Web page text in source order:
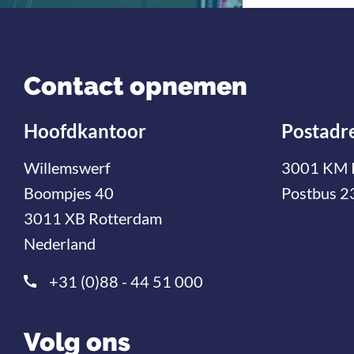
Contact opnemen
Hoofdkantoor
Willemswerf
Boompjes 40
3011 XB Rotterdam
Nederland
+31 (0)88 - 44 51 000
3001 KM
Postbus
Volg ons